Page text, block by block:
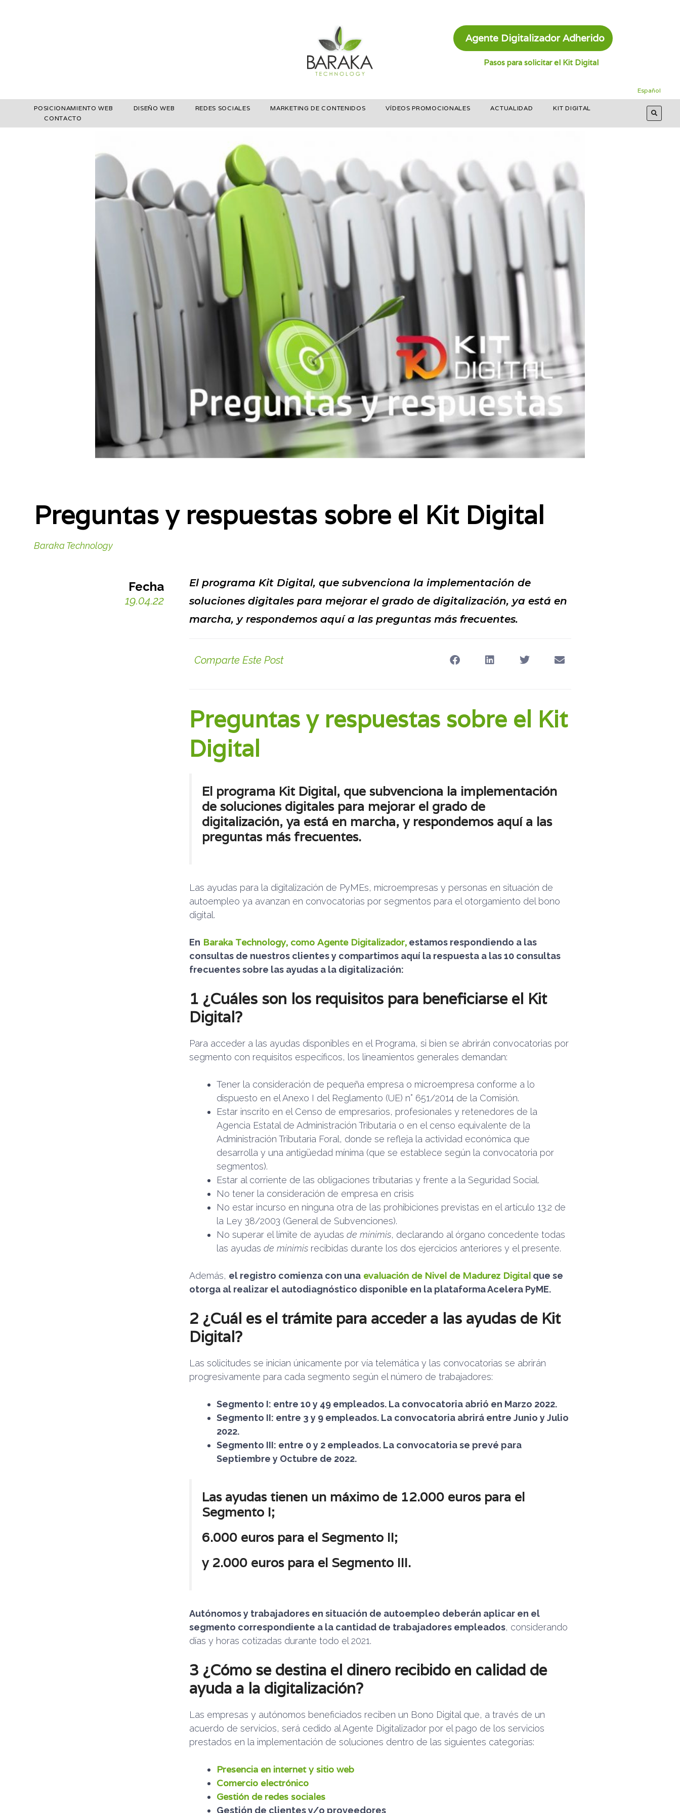
Agente Digitalizador Adherido
Pasos para solicitar el Kit Digital
Español
POSICIONAMIENTO WEB DISEÑO WEB REDES SOCIALES MARKETING DE CONTENIDOS VÍDEOS PROMOCIONALES ACTUALIDAD
KIT DIGITAL
CONTACTO
Preguntas y respuestas sobre el Kit Digital
Baraka Technology
Fecha
19.04.22
El programa Kit Digital, que subvenciona la implementación de
soluciones digitales para mejorar el grado de digitalización, ya está en
marcha, y respondemos aquí a las preguntas más frecuentes.
Comparte Este Post
Preguntas y respuestas sobre el Kit
Digital
El programa Kit Digital, que subvenciona la implementación
de soluciones digitales para mejorar el grado de
digitalización, ya está en marcha, y respondemos aquí a las
preguntas más frecuentes.
Las ayudas para la digitalización de PyMEs, microempresas y personas en situación de
autoempleo ya avanzan en convocatorias por segmentos para el otorgamiento del bono
digital.
En Baraka Technology, como Agente Digitalizador, estamos respondiendo a las
consultas de nuestros clientes y compartimos aquí la respuesta a las 10 consultas
frecuentes sobre las ayudas a la digitalización:
1 ¿Cuáles son los requisitos para beneficiarse el Kit
Digital?
Para acceder a las ayudas disponibles en el Programa, si bien se abrirán convocatorias por
segmento con requisitos específicos, los lineamientos generales demandan:
Tener la consideración de pequeña empresa o microempresa conforme a lo
dispuesto en el Anexo I del Reglamento (UE) n° 651/2014 de la Comisión.
Estar inscrito en el Censo de empresarios, profesionales y retenedores de la
Agencia Estatal de Administración Tributaria o en el censo equivalente de la
Administración Tributaria Foral, donde se refleja la actividad económica que
desarrolla y una antigüedad mínima (que se establece según la convocatoria por
segmentos).
Estar al corriente de las obligaciones tributarias y frente a la Seguridad Social.
No tener la consideración de empresa en crisis
No estar incurso en ninguna otra de las prohibiciones previstas en el artículo 13.2 de
la Ley 38/2003 (General de Subvenciones).
No superar el límite de ayudasde minimis, declarando al órgano concedente todas
las ayudasde minimis recibidas durante los dos ejercicios anteriores y el presente.
Además, el registro comienza con una evaluación de Nivel de Madurez Digital que se
otorga al realizar el autodiagnóstico disponible en la plataforma Acelera PyME.
2 ¿Cuál es el trámite para acceder a las ayudas de Kit
Digital?
Las solicitudes se inician únicamente por vía telemática y las convocatorias se abrirán
progresivamente para cada segmento según el número de trabajadores:
Segmento I: entre 10 y 49 empleados. La convocatoria abrió en Marzo 2022.
Segmento II: entre 3 y 9 empleados. La convocatoria abrirá entre Junio y Julio
2022.
Segmento III: entre 0 y 2 empleados. La convocatoria se prevé para
Septiembre y Octubre de 2022.
Las ayudas tienen un máximo de 12.000 euros para el
Segmento I;
6.000 euros para el Segmento II;
y 2.000 euros para el Segmento III.
Autónomos y trabajadores en situación de autoempleo deberán aplicar en el
segmento correspondiente a la cantidad de trabajadores empleados, considerando
días y horas cotizadas durante todo el 2021.
3 ¿Cómo se destina el dinero recibido en calidad de
ayuda a la digitalización?
Las empresas y autónomos beneficiados reciben un Bono Digital que, a través de un
acuerdo de servicios, será cedido al Agente Digitalizador por el pago de los servicios
prestados en la implementación de soluciones dentro de las siguientes categorías:
Presencia en internet y sitio web
Comercio electrónico
Gestión de redes sociales
Gestión de clientes y/o proveedores